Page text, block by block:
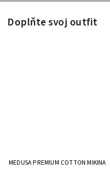
Doplňte svoj outfit
MEDUSA PREMIUM COTTON MIKINA